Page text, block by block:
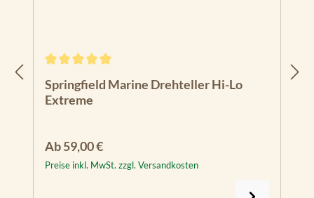
Durchschnittliche Bewertung von 5 von 5 Sternen
Springfield Marine Drehteller Hi-Lo
Extreme
Regulärer Preis:
Ab59,00 €
Preise inkl. MwSt. zzgl. Versandkosten